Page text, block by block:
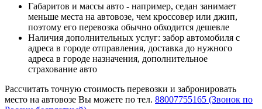
Габаритов и массы авто - например, седан занимает
меньше места на автовозе, чем кроссовер или джип,
поэтому его перевозка обычно обходится дешевле
Наличия дополнительных услуг: забор автомобиля с
адреса в городе отправления, доставка до нужного
адреса в городе назначения, дополнительное
страхование авто
Рассчитать точную стоимость перевозки и забронировать
место на автовозе Вы можете по тел. 88007755165 (Звонок по